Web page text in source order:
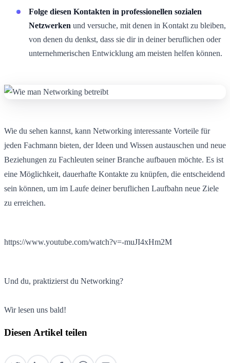
Folge diesen Kontakten in professionellen sozialen
Netzwerken und versuche, mit denen in Kontakt zu bleiben,
von denen du denkst, dass sie dir in deiner beruflichen oder
unternehmerischen Entwicklung am meisten helfen können.
Wie du sehen kannst, kann Networking interessante Vorteile für
jeden Fachmann bieten, der Ideen und Wissen austauschen und neue
Beziehungen zu Fachleuten seiner Branche aufbauen möchte. Es ist
eine Möglichkeit, dauerhafte Kontakte zu knüpfen, die entscheidend
sein können, um im Laufe deiner beruflichen Laufbahn neue Ziele
zu erreichen.
https://www.youtube.com/watch?v=-muJI4xHm2M
Und du, praktizierst du Networking?
Wir lesen uns bald!
Diesen Artikel teilen